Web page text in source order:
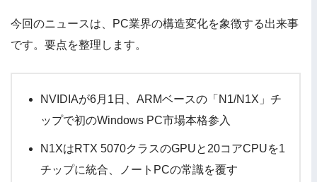
今回のニュースは、PC業界の構造変化を象徴する出来事
です。要点を整理します。
NVIDIAが6月1日、ARMベースの「N1/N1X」チ
ップで初のWindows PC市場本格参入
N1XはRTX 5070クラスのGPUと20コアCPUを1
チップに統合、ノートPCの常識を覆す